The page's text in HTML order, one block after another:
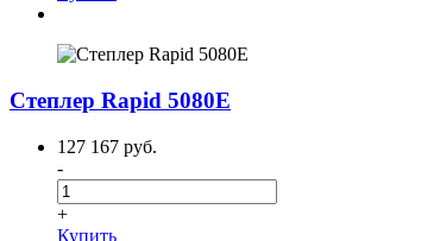
Степлер Rapid 5080E
127 167 руб.
-
+
Купить